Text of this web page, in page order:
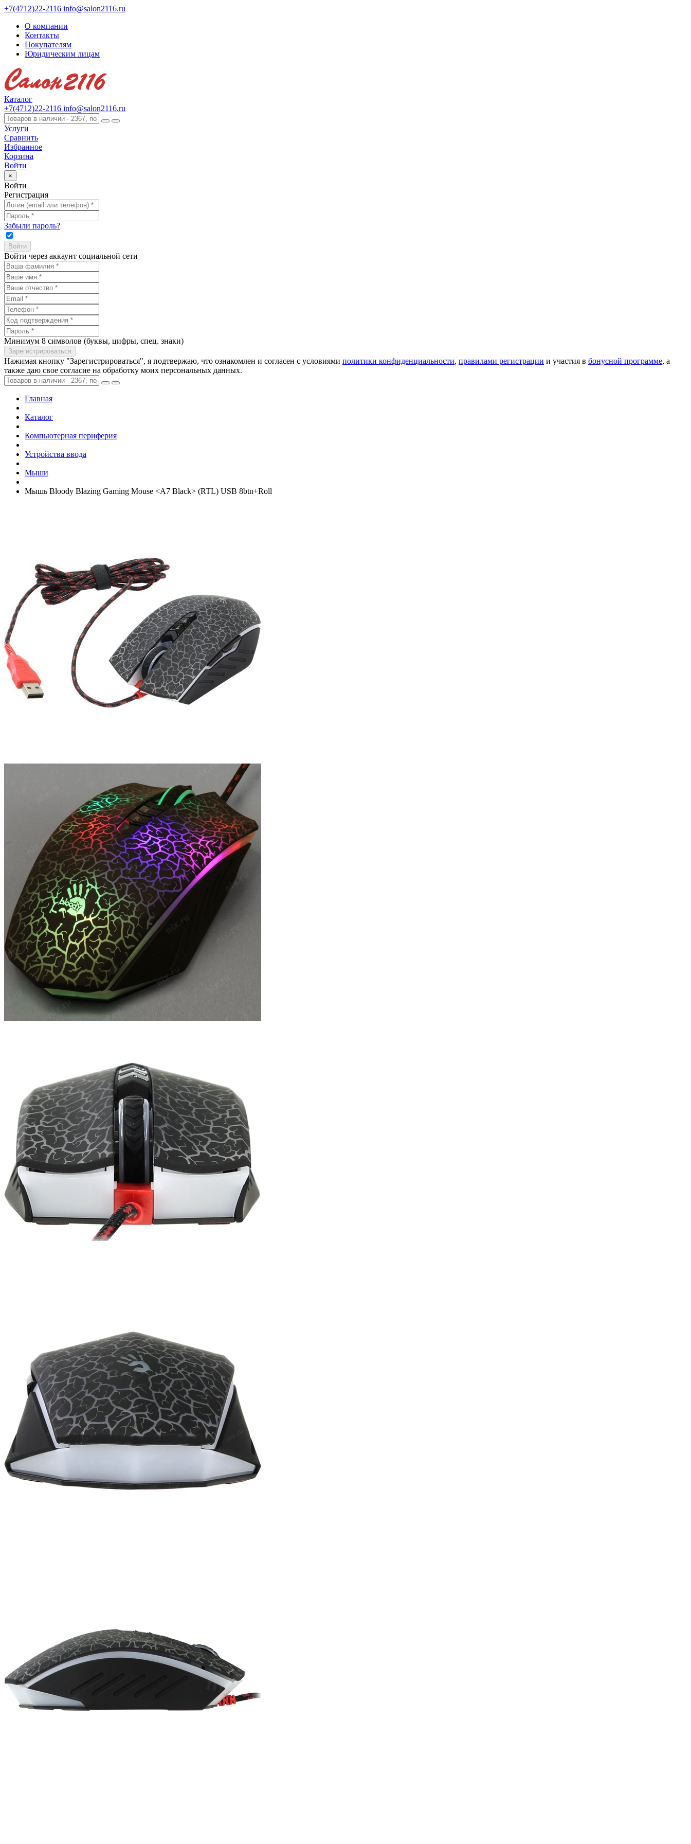
+7(4712)22-2116 info@salon2116.ru
О компании
Контакты
Покупателям
Юридическим лицам
Каталог
+7(4712)22-2116 info@salon2116.ru
Услуги
Сравнить
Избранное
Корзина
Войти
×
Войти
Регистрация
Забыли пароль?
Войти через аккаунт социальной сети
Минимум 8 символов (буквы, цифры, спец. знаки)
Нажимая кнопку "Зарегистрироваться", я подтвержаю, что ознакомлен и согласен с условиями политики конфиденциальности, правилами регистрации и участия в бонусной программе, а
также даю свое согласие на обработку моих персональных данных.
Главная
Каталог
Компьютерная периферия
Устройства ввода
Мыши
Мышь Bloody Blazing Gaming Mouse <A7 Black> (RTL) USB 8btn+­Roll